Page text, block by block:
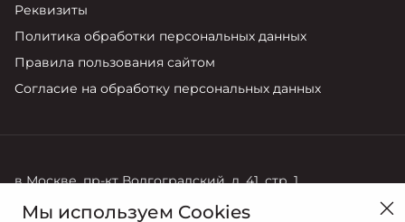
Реквизиты
Политика обработки персональных данных
Правила пользования сайтом
Согласие на обработку персональных данных
в Москве, пр-кт Волгоградский, д. 41, стр. 1
Продажи Сервис
Мы используем Cookies